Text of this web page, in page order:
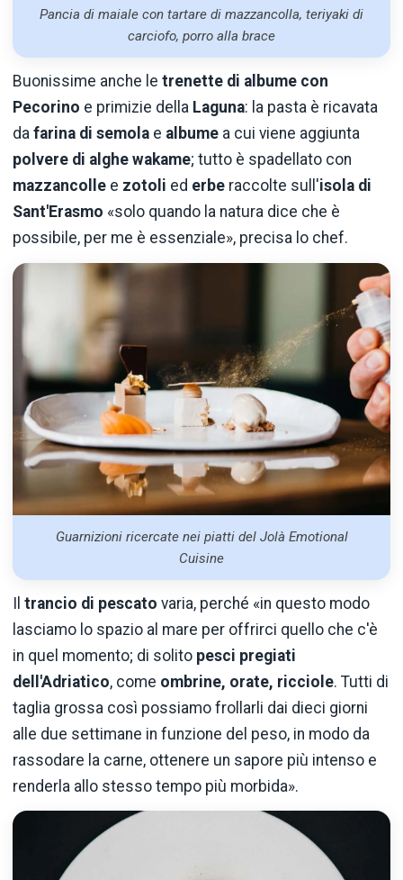
Pancia di maiale con tartare di mazzancolla, teriyaki di
carciofo, porro alla brace
Buonissime anche le trenette di albume con
Pecorino e primizie della Laguna: la pasta è ricavata
da farina di semola e albume a cui viene aggiunta
polvere di alghe wakame; tutto è spadellato con
mazzancolle e zotoli ed erbe raccolte sull'isola di
Sant'Erasmo «solo quando la natura dice che è
possibile, per me è essenziale», precisa lo chef.
Guarnizioni ricercate nei piatti del Jolà Emotional
Cuisine
Il trancio di pescato varia, perché «in questo modo
lasciamo lo spazio al mare per offrirci quello che c'è
in quel momento; di solito pesci pregiati
dell'Adriatico, come ombrine, orate, ricciole. Tutti di
taglia grossa così possiamo frollarli dai dieci giorni
alle due settimane in funzione del peso, in modo da
rassodare la carne, ottenere un sapore più intenso e
renderla allo stesso tempo più morbida».